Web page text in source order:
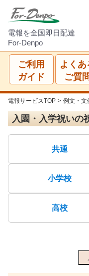
電報を全国即日配達
For-Denpo
ご利用
ガイド
よくあ
ご質
電報サービスTOP > 例文・文
入園・入学祝いの
共通
小学校
高校